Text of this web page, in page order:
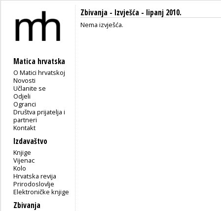
Matica hrvatska
O Matici hrvatskoj
Novosti
Učlanite se
Odjeli
Ogranci
Društva prijatelja i
partneri
Kontakt
Izdavaštvo
Knjige
Vijenac
Kolo
Hrvatska revija
Prirodoslovlje
Elektroničke knjige
Zbivanja
Zbivanja - Izvješća - lipanj 2010.
Nema izvješća.